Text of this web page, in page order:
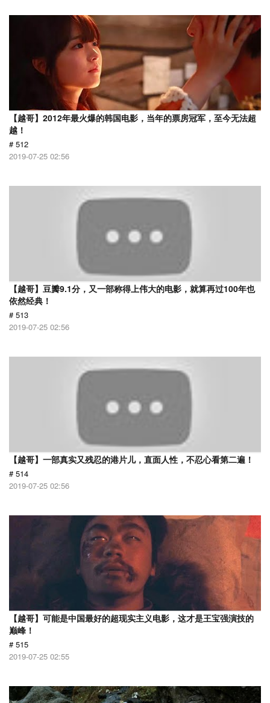
【越哥】2012年最火爆的韩国电影，当年的票房冠军，至今无法超
越！
# 512
2019-07-25 02:56
【越哥】豆瓣9.1分，又一部称得上伟大的电影，就算再过100年也
依然经典！
# 513
2019-07-25 02:56
【越哥】一部真实又残忍的港片儿，直面人性，不忍心看第二遍！
# 514
2019-07-25 02:56
【越哥】可能是中国最好的超现实主义电影，这才是王宝强演技的
巅峰！
# 515
2019-07-25 02:55